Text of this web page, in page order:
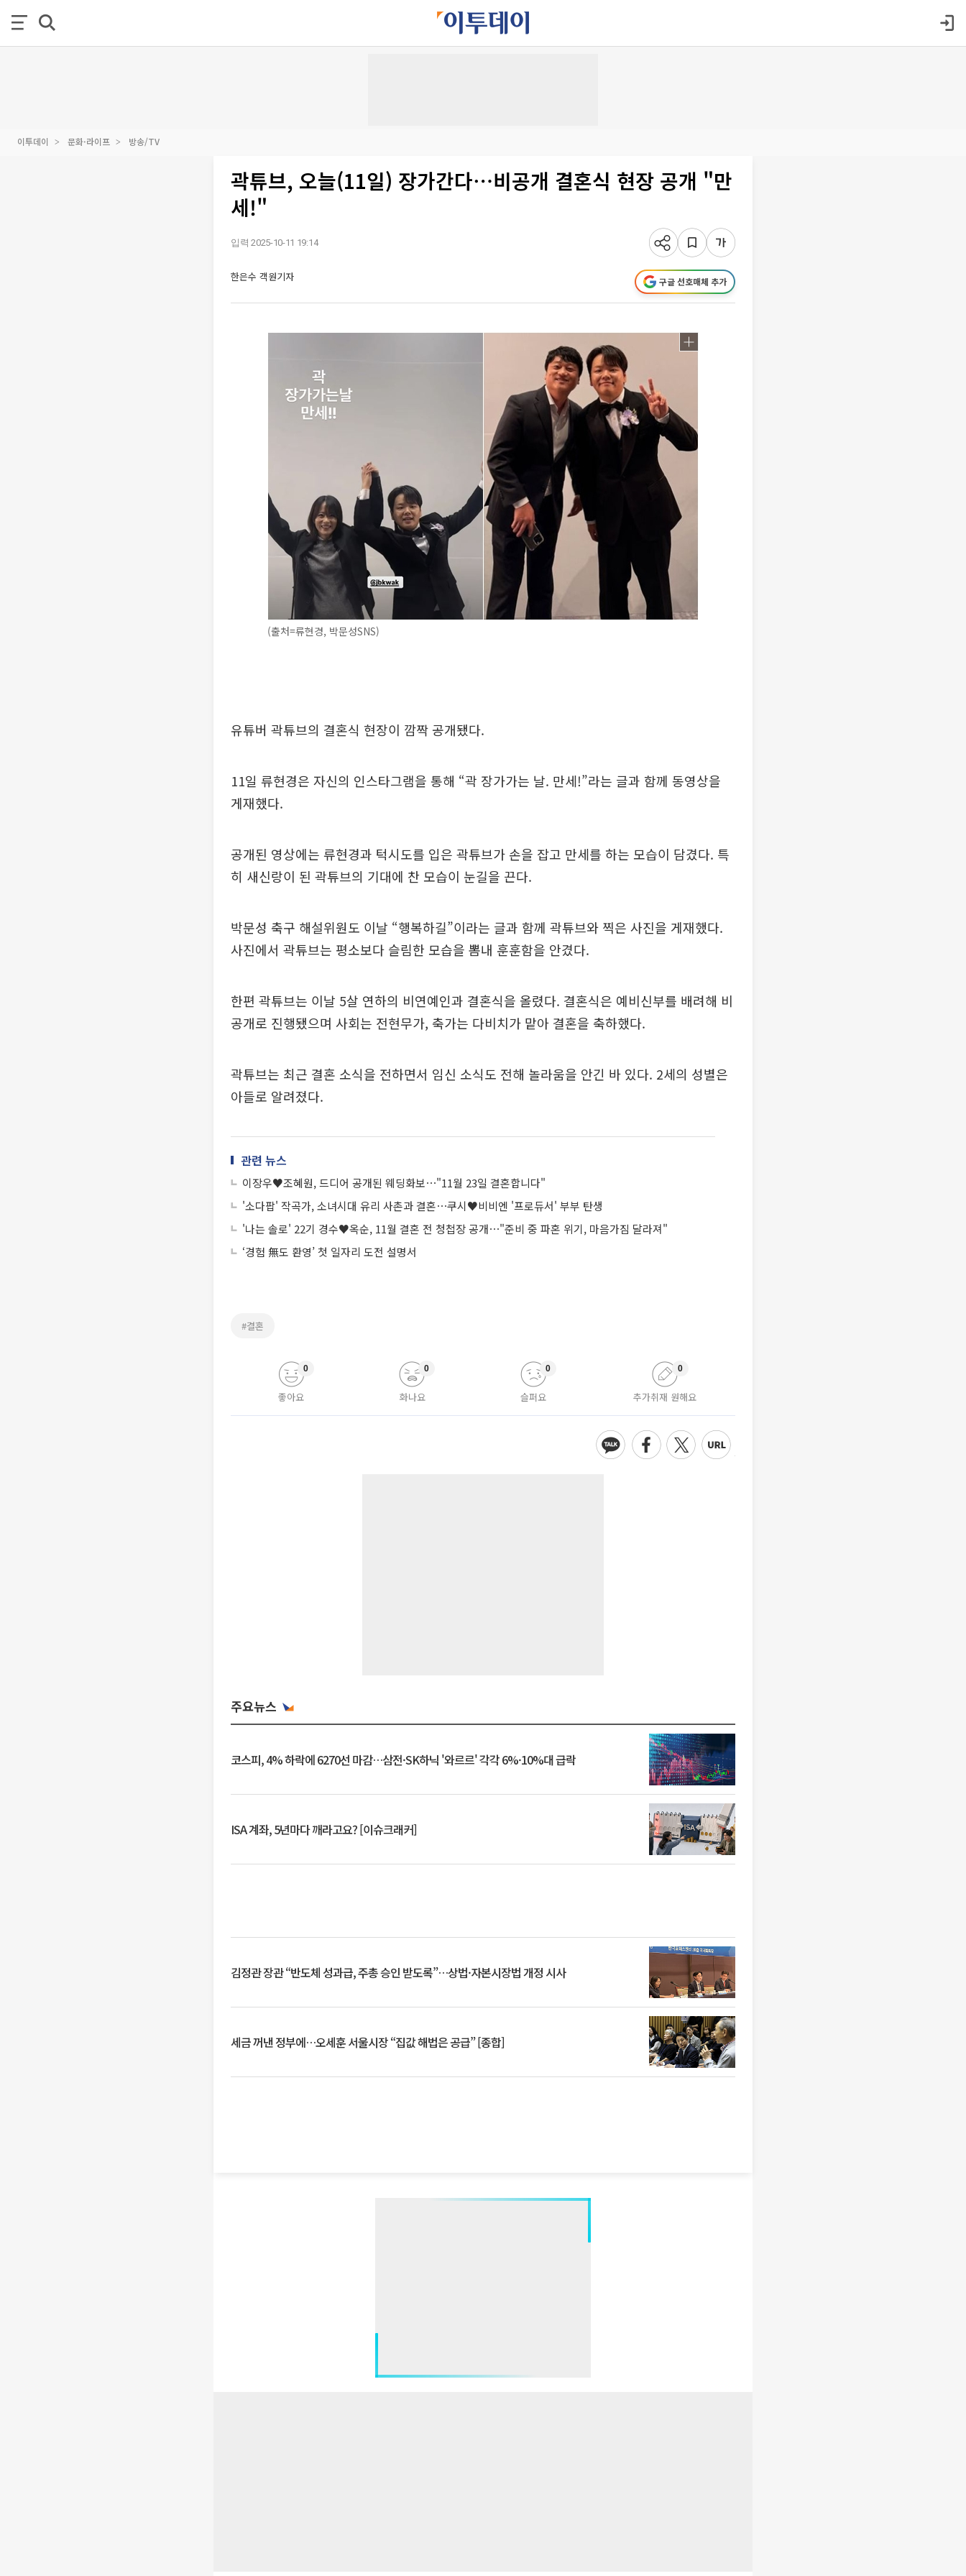
이투데이 문화·라이프 방송/TV
곽튜브, 오늘(11일) 장가간다⋯비공개 결혼식 현장 공개 "만
세!"
입력 2025-10-11 19:14
한은수 객원기자 구글 선호매체 추가
(출처=류현경, 박문성SNS)
유튜버 곽튜브의 결혼식 현장이 깜짝 공개됐다.
11일 류현경은 자신의 인스타그램을 통해 “곽 장가가는 날. 만세!”라는 글과 함께 동영상을
게재했다.
공개된 영상에는 류현경과 턱시도를 입은 곽튜브가 손을 잡고 만세를 하는 모습이 담겼다. 특
히 새신랑이 된 곽튜브의 기대에 찬 모습이 눈길을 끈다.
박문성 축구 해설위원도 이날 “행복하길”이라는 글과 함께 곽튜브와 찍은 사진을 게재했다.
사진에서 곽튜브는 평소보다 슬림한 모습을 뽐내 훈훈함을 안겼다.
한편 곽튜브는 이날 5살 연하의 비연예인과 결혼식을 올렸다. 결혼식은 예비신부를 배려해 비
공개로 진행됐으며 사회는 전현무가, 축가는 다비치가 맡아 결혼을 축하했다.
곽튜브는 최근 결혼 소식을 전하면서 임신 소식도 전해 놀라움을 안긴 바 있다. 2세의 성별은
아들로 알려졌다.
관련 뉴스
이장우♥조혜원, 드디어 공개된 웨딩화보⋯"11월 23일 결혼합니다"
'소다팝' 작곡가, 소녀시대 유리 사촌과 결혼⋯쿠시♥비비엔 '프로듀서' 부부 탄생
'나는 솔로' 22기 경수♥옥순, 11월 결혼 전 청첩장 공개⋯"준비 중 파혼 위기, 마음가짐 달라져"
‘경험 無도 환영’ 첫 일자리 도전 설명서
#결혼
좋아요
0
화나요
0
슬퍼요
0
추가취재 원해요
0
주요뉴스
코스피, 4% 하락에 6270선 마감…삼전·SK하닉 '와르르' 각각 6%·10%대 급락
ISA 계좌, 5년마다 깨라고요? [이슈크래커]
김정관 장관 “반도체 성과급, 주총 승인 받도록”…상법·자본시장법 개정 시사
세금 꺼낸 정부에…오세훈 서울시장 “집값 해법은 공급” [종합]